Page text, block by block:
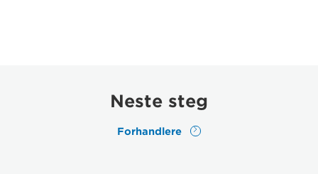
Neste steg
Forhandlere